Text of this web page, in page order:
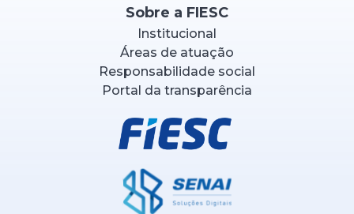
Sobre a FIESC
Institucional
Áreas de atuação
Responsabilidade social
Portal da transparência